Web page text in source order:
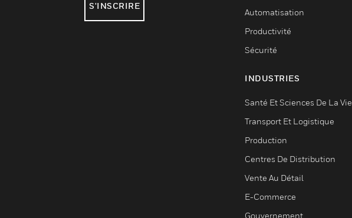
S'INSCRIRE
Automatisation
Productivité
Sécurité
INDUSTRIES
Santé Et Sciences De La Vie
Transport Et Logistique
Production
Centres De Distribution
Vente Au Détail
E-Commerce
Gouvernement